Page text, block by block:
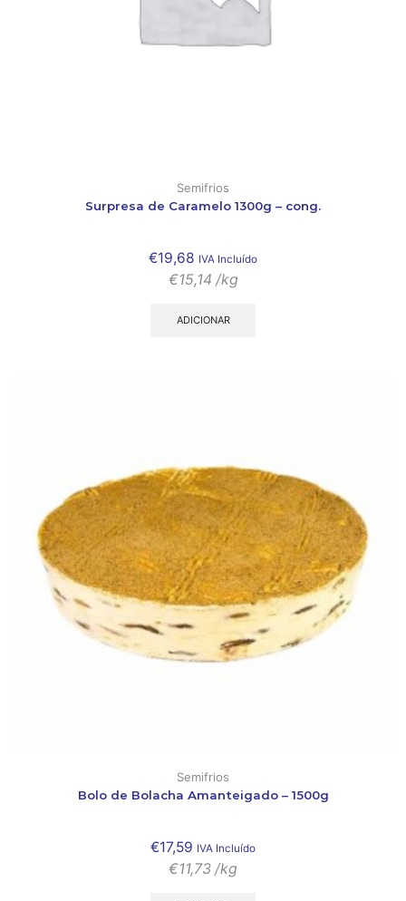
Semifrios
Surpresa de Caramelo 1300g – cong.
€19,68 IVA Incluído
€15,14 /kg
ADICIONAR
Semifrios
Bolo de Bolacha Amanteigado – 1500g
€17,59 IVA Incluído
€11,73 /kg